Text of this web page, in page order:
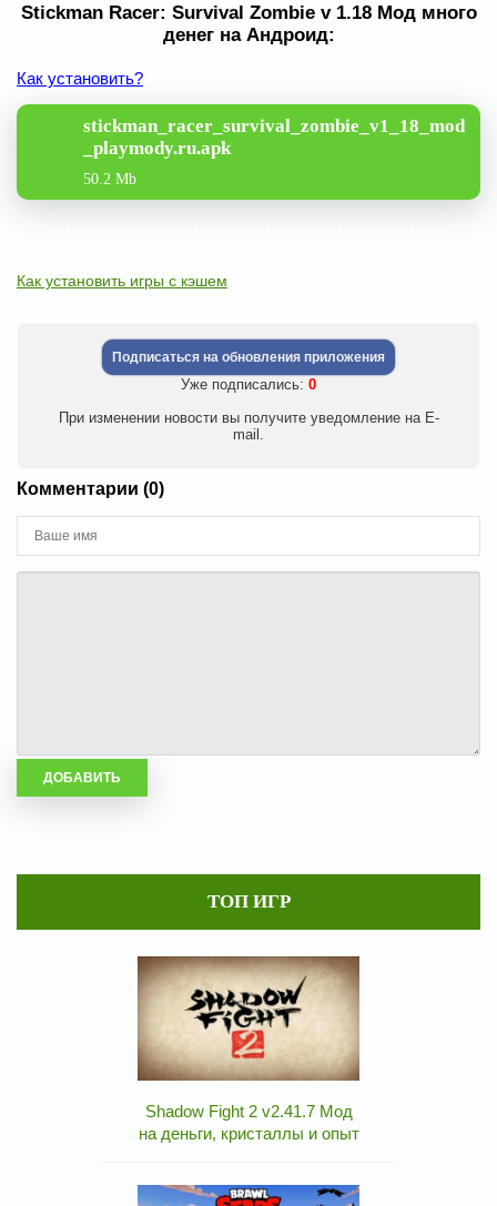
Stickman Racer: Survival Zombie v 1.18 Мод много
денег на Андроид:
Как установить?
stickman_racer_survival_zombie_v1_18_mod
_playmody.ru.apk
50.2 Mb
Как установить игры с кэшем
Подписаться на обновления приложения
Уже подписались: 0
При изменении новости вы получите уведомление на E-
mail.
Комментарии (0)
ТОП ИГР
Shadow Fight 2 v2.41.7 Мод
на деньги, кристаллы и опыт